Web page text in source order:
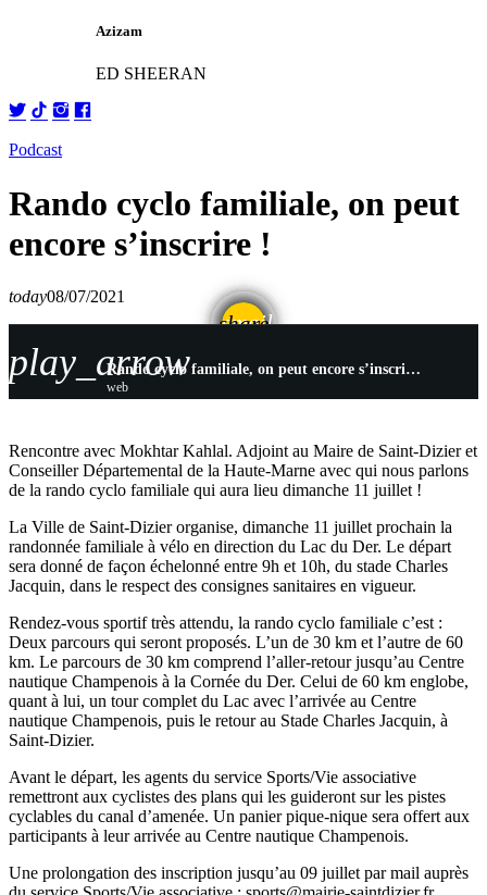
Azizam
ED SHEERAN
Podcast
Rando cyclo familiale, on peut
encore s’inscrire !
today08/07/2021
share
email
play_arrow Rando cyclo familiale, on peut encore s’inscrire !
web
Rencontre avec Mokhtar Kahlal. Adjoint au Maire de Saint-Dizier et
Conseiller Départemental de la Haute-Marne avec qui nous parlons
de la rando cyclo familiale qui aura lieu dimanche 11 juillet !
La Ville de Saint-Dizier organise, dimanche 11 juillet prochain la
randonnée familiale à vélo en direction du Lac du Der. Le départ
sera donné de façon échelonné entre 9h et 10h, du stade Charles
Jacquin, dans le respect des consignes sanitaires en vigueur.
Rendez-vous sportif très attendu, la rando cyclo familiale c’est :
Deux parcours qui seront proposés. L’un de 30 km et l’autre de 60
km. Le parcours de 30 km comprend l’aller-retour jusqu’au Centre
nautique Champenois à la Cornée du Der. Celui de 60 km englobe,
quant à lui, un tour complet du Lac avec l’arrivée au Centre
nautique Champenois, puis le retour au Stade Charles Jacquin, à
Saint-Dizier.
Avant le départ, les agents du service Sports/Vie associative
remettront aux cyclistes des plans qui les guideront sur les pistes
cyclables du canal d’amenée. Un panier pique-nique sera offert aux
participants à leur arrivée au Centre nautique Champenois.
Une prolongation des inscription jusqu’au 09 juillet par mail auprès